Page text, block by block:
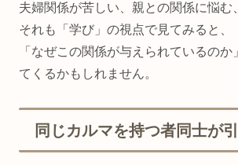
夫婦関係が苦しい、親との関係に悩む、
それも「学び」の視点で見てみると、
「なぜこの関係が与えられているのか
てくるかもしれません。
同じカルマを持つ者同士が